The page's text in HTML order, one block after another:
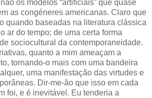
os modelos “artificiais” que quase
as congéneres americanas. Claro que
quando baseadas na literatura clássica
ar do tempo; de uma certa forma
sociocultural da contemporaneidade.
quanto a mim ameaçam a
tornando-o mais com uma bandeira
uma manifestação das virtudes e
Dir-me-ão que isso em cada
foi, e é inevitável. Eu tenderia a